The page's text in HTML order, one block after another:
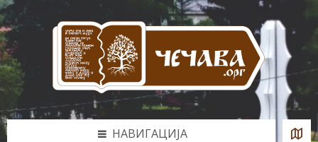
Skip
to
content
Skip
to
left
sidebar
Skip
to
footer
НАВИГАЦИЈА